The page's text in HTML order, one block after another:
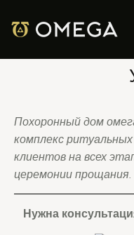
Похоронный дом
комплекс
клиентов на всех
церемонии прощания.
Нужна